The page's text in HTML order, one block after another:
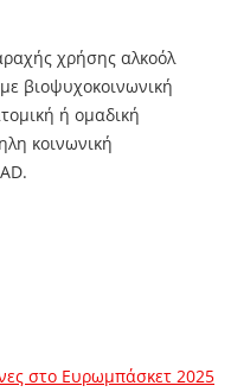
χρήσης αλκοόλ
βιοψυχοκοινωνική
ή ομαδική
κοινωνική
στο Ευρωμπάσκετ 2025